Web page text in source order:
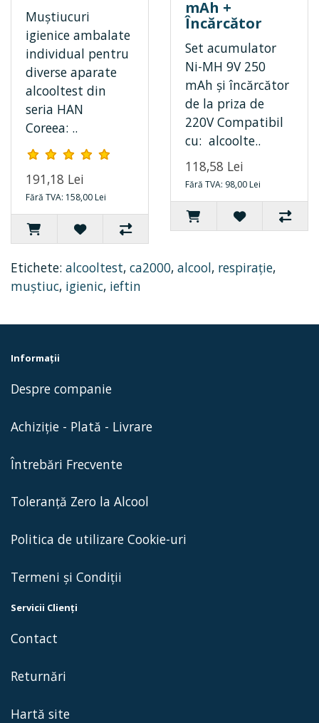
Muștiucuri
igienice ambalate
individual pentru
diverse aparate
alcooltest din
seria HAN
Coreea: ..
191,18 Lei
Fără TVA: 158,00 Lei
mAh +
Încărcător
Set acumulator
Ni-MH 9V 250
mAh și încărcător
de la priza de
220V Compatibil
cu: alcoolte..
118,58 Lei
Fără TVA: 98,00 Lei
Etichete: alcooltest, ca2000, alcool, respirație,
muștiuc, igienic, ieftin
Informaţii
Despre companie
Achiziție - Plată - Livrare
Întrebări Frecvente
Toleranță Zero la Alcool
Politica de utilizare Cookie-uri
Termeni și Condiții
Servicii Clienţi
Contact
Returnări
Hartă site